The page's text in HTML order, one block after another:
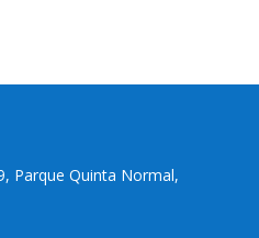
Parque Quinta Normal,